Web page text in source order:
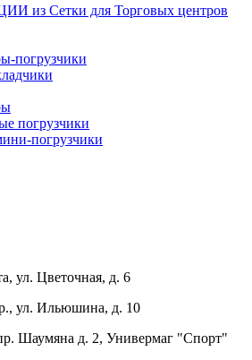
из Сетки для Торговых центров
погрузчики
погрузчики
погрузчики
ул. Цветочная, д. 6
ул. Ильюшина, д. 10
Шаумяна д. 2, Универмаг "Спорт"